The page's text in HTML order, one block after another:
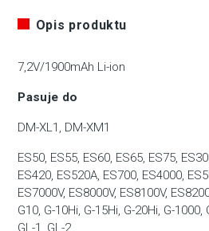
Opis produktu
7,2V/1900mAh Li-ion
Pasuje do
DM-XL1, DM-XM1
ES50, ES55, ES60, ES65, ES75,
ES420, ES520A, ES700, ES4000,
ES7000V, ES8000V, ES8100V,
G10, G-10Hi, G-15Hi, G-20Hi, G-1000,
GL-1, GL-2